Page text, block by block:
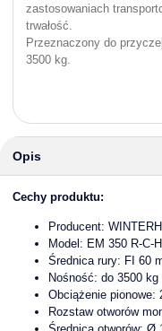
zastosowaniach
trwałość.
Przeznaczony do
3500 kg.
Opis
Cechy produktu:
Producent:
Model: EM 350 R-C-
Średnica rury: FI 60
Nośność: do 3500 kg
Obciążenie pionowe:
Rozstaw otworów